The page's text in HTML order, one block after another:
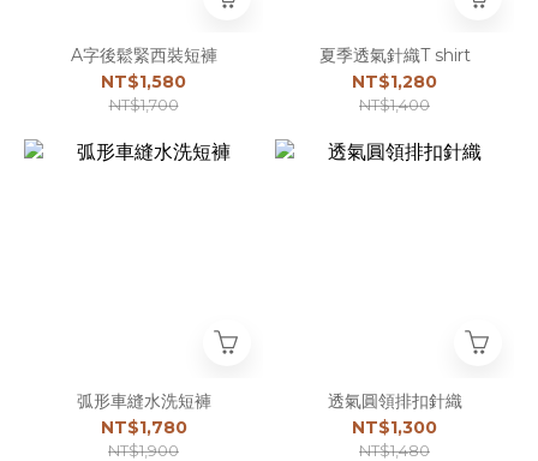
A字後鬆緊西裝短褲
NT$1,580
NT$1,700
夏季透氣針織T shirt
NT$1,280
NT$1,400
弧形車縫水洗短褲
NT$1,780
NT$1,900
透氣圓領排扣針織
NT$1,300
NT$1,480